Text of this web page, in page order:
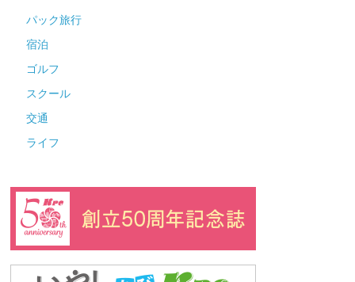
パック旅行
宿泊
ゴルフ
スクール
交通
ライフ